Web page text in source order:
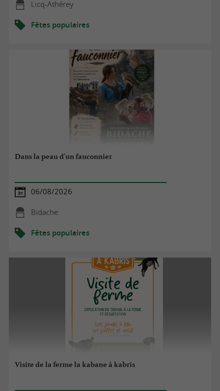
Licq-Athérey
Fêtes populaires
Dans la peau d'un fauconnier
06/08/2026
Bidache
Fêtes populaires
Visite de la ferme la kabane à kabris